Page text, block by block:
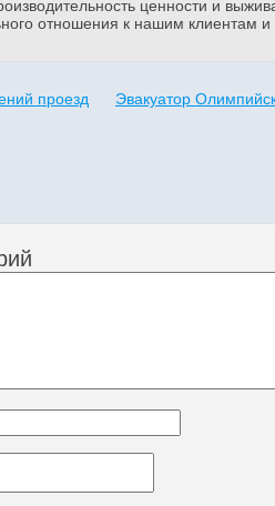
ценности и
отношения к нашим клиентам
проезд Эвакуатор